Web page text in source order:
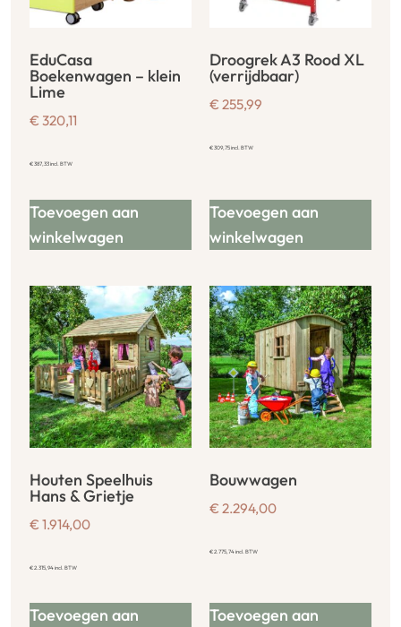
EduCasa
Boekenwagen – klein
Lime
€ 320,11
€387,33incl. BTW
Toevoegen aan
winkelwagen
Droogrek A3 Rood XL
(verrijdbaar)
€ 255,99
€309,75incl. BTW
Toevoegen aan
winkelwagen
Houten Speelhuis
Hans & Grietje
€ 1.914,00
€2.315,94incl. BTW
Toevoegen aan
Bouwwagen
€ 2.294,00
€2.775,74incl. BTW
Toevoegen aan